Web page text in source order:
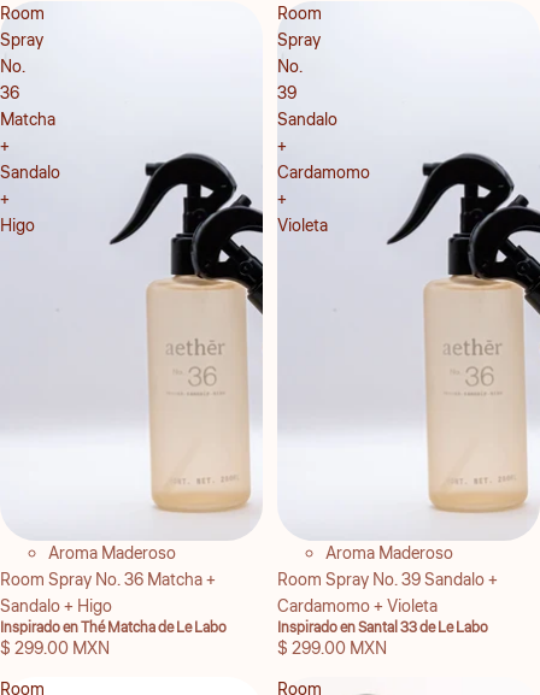
Room
Spray
No.
36
Matcha
+
Sandalo
+
Higo
Aroma Maderoso
Room Spray No. 36 Matcha +
Sandalo + Higo
Inspirado en Thé Matcha de Le Labo
$ 299.00 MXN
Room
Spray
No.
39
Sandalo
+
Cardamomo
+
Violeta
Aroma Maderoso
Room Spray No. 39 Sandalo +
Cardamomo + Violeta
Inspirado en Santal 33 de Le Labo
$ 299.00 MXN
Room
Room